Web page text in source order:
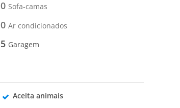
0 Sofa-camas
0Ar condicionados
5 Garagem
Aceita animais